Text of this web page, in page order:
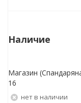
Наличие
Магазин
16
Нет в наличии